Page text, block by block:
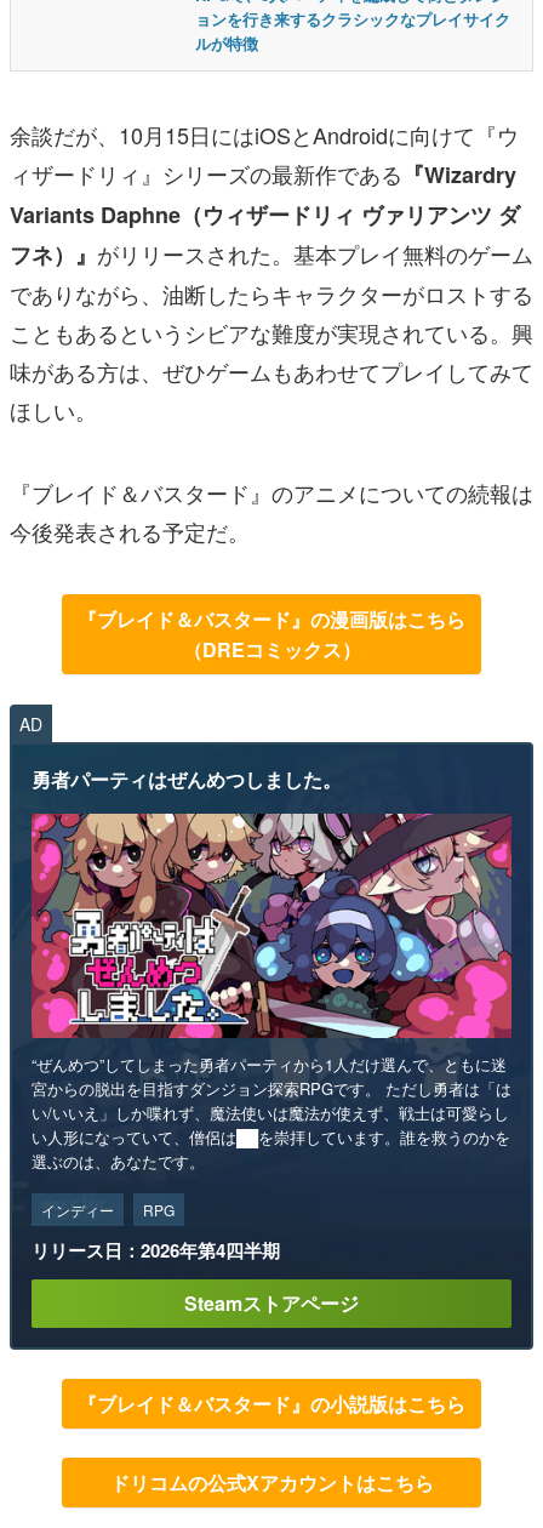
ョンを行き来するクラシックなプレイサイク
ルが特徴
余談だが、10月15日にはiOSとAndroidに向けて『ウ
ィザードリィ』シリーズの最新作である 『Wizardry
Variants Daphne（ウィザードリィ ヴァリアンツ ダ
フネ）』 がリリースされた。基本プレイ無料のゲーム
でありながら、油断したらキャラクターがロストする
こともあるというシビアな難度が実現されている。興
味がある方は、ぜひゲームもあわせてプレイしてみて
ほしい。
『ブレイド＆バスタード』のアニメについての続報は
今後発表される予定だ。
『ブレイド＆バスタード』の漫画版はこちら
（DREコミックス）
AD
勇者パーティはぜんめつしました。
“ぜんめつ”してしまった勇者パーティから1人だけ選んで、ともに迷
宮からの脱出を目指すダンジョン探索RPGです。 ただし勇者は「は
い/いいえ」しか喋れず、魔法使いは魔法が使えず、戦士は可愛らし
い人形になっていて、僧侶は██を崇拝しています。誰を救うのかを
選ぶのは、あなたです。
インディー RPG
リリース日：2026年第4四半期
Steamストアページ
『ブレイド＆バスタード』の小説版はこちら
ドリコムの公式Xアカウントはこちら